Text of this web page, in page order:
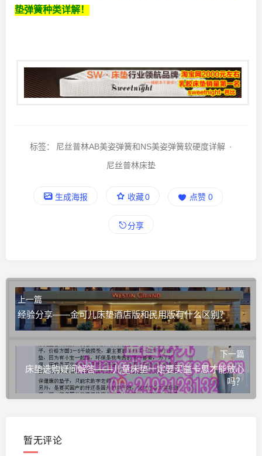
垫弹簧种类详解！
标签： 尼丝普林AB美姿弹簧和NS美姿弹簧软硬度详解 ·
尼丝普林床垫
生成海报 收藏0 点赞 0
分享
上一篇
经验分享——金可儿床垫酒店版和民用版有什么区别？
下一篇
床垫选购疑问解答——儿童床垫一定要买益卡思才能放心
吗？
暂无评论